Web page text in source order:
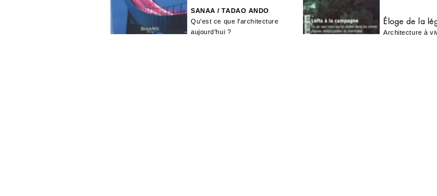
SANAA / TADAO ANDO
Qu'est ce que l'architecture
aujourd'hui ?
Éloge de la
Architecture à